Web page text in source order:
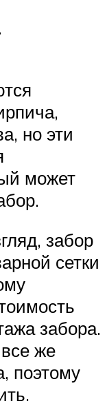
но эти
может
забор
сетки
забора.
же
поэтому